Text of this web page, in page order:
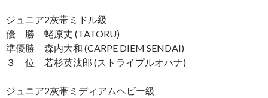
ジュニア2灰帯ミドル級
優 勝 蛯原丈 (TATORU)
準優勝 森内大和 (CARPE DIEM SENDAI)
３ 位 若杉英汰郎 (ストライプルオハナ)
ジュニア2灰帯ミディアムヘビー級